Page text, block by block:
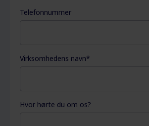
Telefonnummer
Virksomhedens navn*
Hvor hørte du om os?